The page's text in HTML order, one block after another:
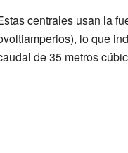
centrales usan la
lo que
de 35 metros